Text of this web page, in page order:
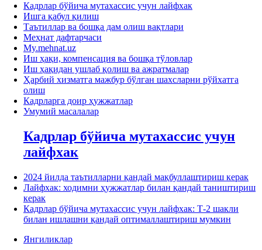
Кадрлар бўйича мутахассис учун лайфхак
Ишга қабул қилиш
Таътиллар ва бошқа дам олиш вақтлари
Меҳнат дафтарчаси
My.mehnat.uz
Иш ҳақи, компенсация ва бошқа тўловлар
Иш ҳақидан ушлаб қолиш ва ажратмалар
Ҳарбий хизматга мажбур бўлган шахсларни рўйхатга
олиш
Кадрларга доир ҳужжатлар
Умумий масалалар
Кадрлар бўйича мутахассис учун
лайфхак
2024 йилда таътилларни қандай мақбуллаштириш керак
Лайфхак: ходимни ҳужжатлар билан қандай таништириш
керак
Кадрлар бўйича мутахассис учун лайфхак: Т-2 шакли
билан ишлашни қандай оптималлаштириш мумкин
Янгиликлар